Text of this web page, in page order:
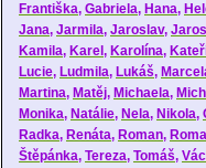
Františka, Gabriela, Hana,
Jana, Jarmila, Jaroslav,
Kamila, Karel , Karolína,
Lucie, Ludmila, Lukáš,
Martina, Matěj, Michaela,
Monika, Natálie, Nela, Nikola,
Radka, Renáta, Roman,
Štěpánka, Tereza, Tomáš,